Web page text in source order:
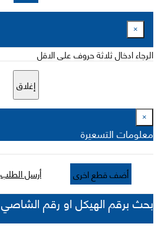
×
الرجاء ادخال ثلاثة حروف على الاقل
إغلاق
×
معلومات التسعيرة
أضف قطع اخرى أرسل الطلب
بحث برقم الهيكل او رقم الشاصي